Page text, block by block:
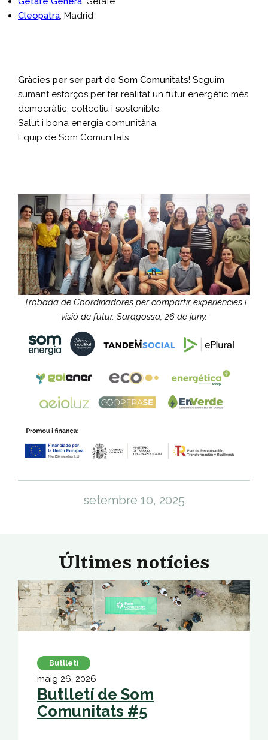
Cleopatra, Madrid
Gràcies per ser part de Som Comunitats! Seguim
sumant esforços per fer realitat un futur energètic més
democràtic, col·lectiu i sostenible.
Salut i bona energia comunitària,
Equip de Som Comunitats
Trobada de Coordinadores per compartir experiències i
visió de futur. Saragossa, 26 de juny.
setembre 10, 2025
Últimes notícies
Butlletí
maig 26, 2026
Butlletí de Som
Comunitats #5